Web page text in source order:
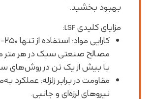
بهبود بخشید.
مزایای کلیدی LSF:
مصالح صنعتی سبک در هر متر
با بیش از یک تن در روش‌های
مقاومت در برابر زلزله: عملکرد
نیروهای لرزه‌ای و جانبی.